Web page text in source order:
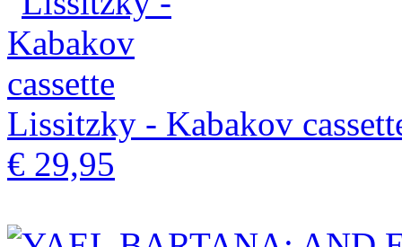
Lissitzky - Kabakov
€ 29,95